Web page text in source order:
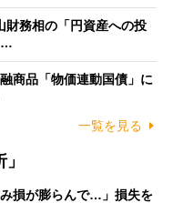
財務相の「円資産への投
…
商品「物価連動国債」に
一覧を見る
み損が膨らんで…」損失を